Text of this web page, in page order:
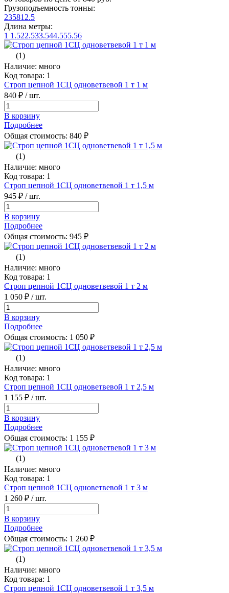
Грузоподъемность тонны:
235812.5
Длина метры:
1 1.522.533.544.555.56
(1)
Наличие: много
Код товара: 1
Строп цепной 1СЦ одноветвевой 1 т 1 м
840 ₽ / шт.
В корзину
Подробнее
Общая стоимость: 840 ₽
(1)
Наличие: много
Код товара: 1
Строп цепной 1СЦ одноветвевой 1 т 1,5 м
945 ₽ / шт.
В корзину
Подробнее
Общая стоимость: 945 ₽
(1)
Наличие: много
Код товара: 1
Строп цепной 1СЦ одноветвевой 1 т 2 м
1 050 ₽ / шт.
В корзину
Подробнее
Общая стоимость: 1 050 ₽
(1)
Наличие: много
Код товара: 1
Строп цепной 1СЦ одноветвевой 1 т 2,5 м
1 155 ₽ / шт.
В корзину
Подробнее
Общая стоимость: 1 155 ₽
(1)
Наличие: много
Код товара: 1
Строп цепной 1СЦ одноветвевой 1 т 3 м
1 260 ₽ / шт.
В корзину
Подробнее
Общая стоимость: 1 260 ₽
(1)
Наличие: много
Код товара: 1
Строп цепной 1СЦ одноветвевой 1 т 3,5 м